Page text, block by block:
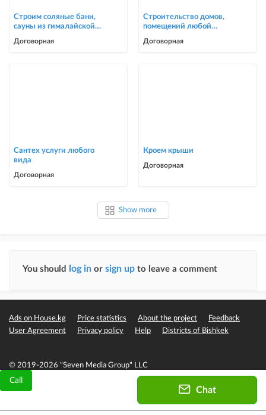
Call
Chat
Строим соляные бани,
сауны из гималайской
Договорная
Строительство домов,
помещений любой
Договорная
Сантех услуги любого
вида
Договорная
Кроем крыши
Договорная
Show more
You should log in or sign up to leave a comment
Ads on House.kg Price statistics About the project
Feedback
User Agreement
Privacy policy Help Districts of Bishkek
© 2019-2026 "Seven Media Group" LLC